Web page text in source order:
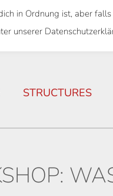
TICKET
STRUCTURES
in Ordnung ist, aber
unserer